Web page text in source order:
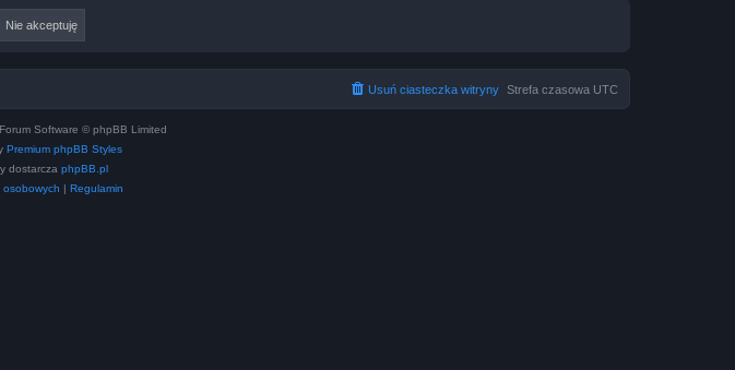
Strefa czasowa UTC
Usuń ciasteczka witryny
Software © phpBB Limited
Premium phpBB Styles
dostarcza phpBB.pl
| Regulamin